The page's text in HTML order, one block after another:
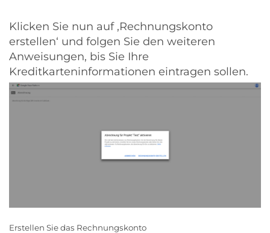
Klicken Sie nun auf ‚Rechnungskonto
erstellen‘ und folgen Sie den weiteren
Anweisungen, bis Sie Ihre
Kreditkarteninformationen eintragen sollen.
Erstellen Sie das Rechnungskonto